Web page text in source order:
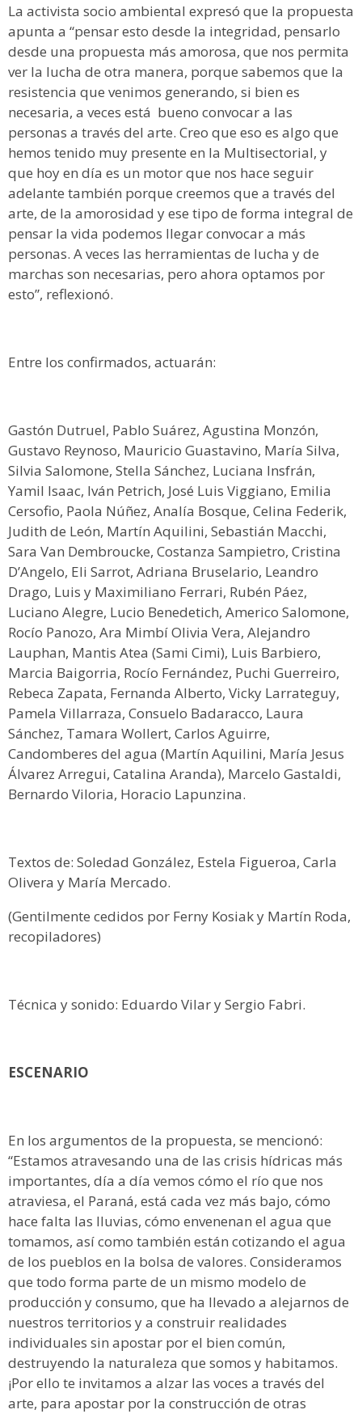
La activista socio ambiental expresó que la propuesta
apunta a “pensar esto desde la integridad, pensarlo
desde una propuesta más amorosa, que nos permita
ver la lucha de otra manera, porque sabemos que la
resistencia que venimos generando, si bien es
necesaria, a veces está bueno convocar a las
personas a través del arte. Creo que eso es algo que
hemos tenido muy presente en la Multisectorial, y
que hoy en día es un motor que nos hace seguir
adelante también porque creemos que a través del
arte, de la amorosidad y ese tipo de forma integral de
pensar la vida podemos llegar convocar a más
personas. A veces las herramientas de lucha y de
marchas son necesarias, pero ahora optamos por
esto”, reflexionó.
Entre los confirmados, actuarán:
Gastón Dutruel, Pablo Suárez, Agustina Monzón,
Gustavo Reynoso, Mauricio Guastavino, María Silva,
Silvia Salomone, Stella Sánchez, Luciana Insfrán,
Yamil Isaac, Iván Petrich, José Luis Viggiano, Emilia
Cersofio, Paola Núñez, Analía Bosque, Celina Federik,
Judith de León, Martín Aquilini, Sebastián Macchi,
Sara Van Dembroucke, Costanza Sampietro, Cristina
D’Angelo, Eli Sarrot, Adriana Bruselario, Leandro
Drago, Luis y Maximiliano Ferrari, Rubén Páez,
Luciano Alegre, Lucio Benedetich, Americo Salomone,
Rocío Panozo, Ara Mimbí Olivia Vera, Alejandro
Lauphan, Mantis Atea (Sami Cimi), Luis Barbiero,
Marcia Baigorria, Rocío Fernández, Puchi Guerreiro,
Rebeca Zapata, Fernanda Alberto, Vicky Larrateguy,
Pamela Villarraza, Consuelo Badaracco, Laura
Sánchez, Tamara Wollert, Carlos Aguirre,
Candomberes del agua (Martín Aquilini, María Jesus
Álvarez Arregui, Catalina Aranda), Marcelo Gastaldi,
Bernardo Viloria, Horacio Lapunzina.
Textos de: Soledad González, Estela Figueroa, Carla
Olivera y María Mercado.
(Gentilmente cedidos por Ferny Kosiak y Martín Roda,
recopiladores)
Técnica y sonido: Eduardo Vilar y Sergio Fabri.
ESCENARIO
En los argumentos de la propuesta, se mencionó:
“Estamos atravesando una de las crisis hídricas más
importantes, día a día vemos cómo el río que nos
atraviesa, el Paraná, está cada vez más bajo, cómo
hace falta las lluvias, cómo envenenan el agua que
tomamos, así como también están cotizando el agua
de los pueblos en la bolsa de valores. Consideramos
que todo forma parte de un mismo modelo de
producción y consumo, que ha llevado a alejarnos de
nuestros territorios y a construir realidades
individuales sin apostar por el bien común,
destruyendo la naturaleza que somos y habitamos.
¡Por ello te invitamos a alzar las voces a través del
arte, para apostar por la construcción de otras